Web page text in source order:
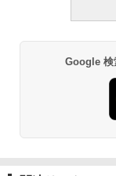
Google 検